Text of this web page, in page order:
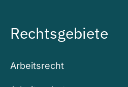
Rechtsgebiete
Arbeitsrecht